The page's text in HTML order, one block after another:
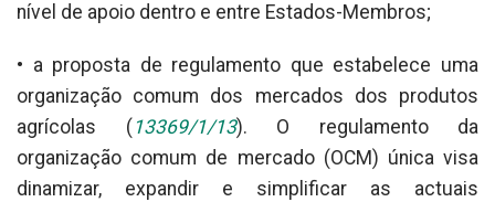
nível de apoio dentro e entre Estados-Membros;
• a proposta de regulamento que estabelece uma
organização comum dos mercados dos produtos
agrícolas ( 13369/1/13). O regulamento da
organização comum de mercado (OCM) única visa
dinamizar, expandir e simplificar as actuais